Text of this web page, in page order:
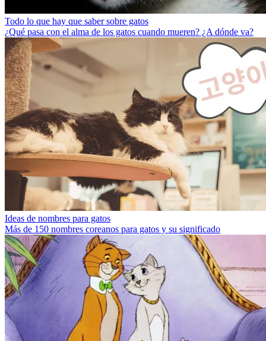
Todo lo que hay que saber sobre gatos
¿Qué pasa con el alma de los gatos cuando mueren? ¿A dónde va?
Ideas de nombres para gatos
Más de 150 nombres coreanos para gatos y su significado